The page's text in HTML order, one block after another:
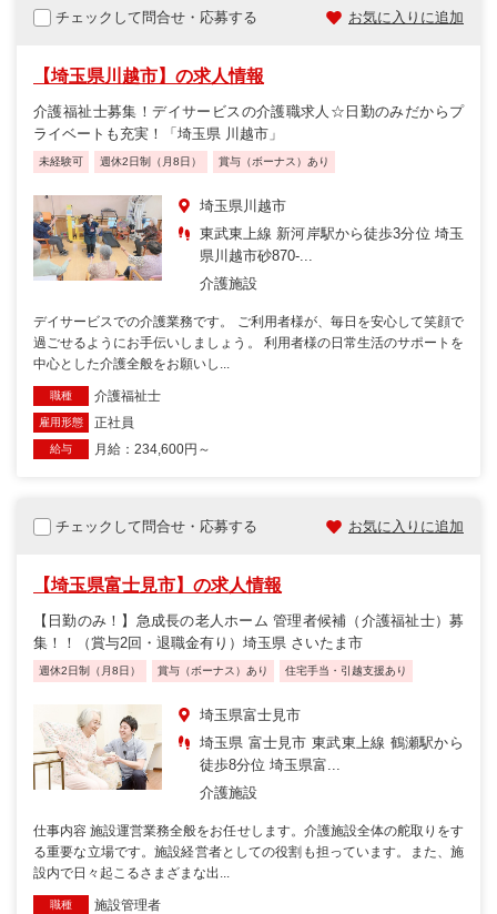
チェックして問合せ・応募する お気に入りに追加
【埼玉県川越市】の求人情報
介護福祉士募集！デイサービスの介護職求人☆日勤のみだからプ
ライベートも充実！「埼玉県 川越市」
未経験可 週休2日制（月8日） 賞与（ボーナス）あり
埼玉県川越市
東武東上線 新河岸駅から徒歩3分位 埼玉
県川越市砂870-...
介護施設
デイサービスでの介護業務です。 ご利用者様が、毎日を安心して笑顔で
過ごせるようにお手伝いしましょう。 利用者様の日常生活のサポートを
中心とした介護全般をお願いし...
職種 介護福祉士
雇用形態 正社員
給与 月給：234,600円～
チェックして問合せ・応募する お気に入りに追加
【埼玉県富士見市】の求人情報
【日勤のみ！】急成長の老人ホーム 管理者候補（介護福祉士）募
集！！（賞与2回・退職金有り）埼玉県 さいたま市
週休2日制（月8日） 賞与（ボーナス）あり 住宅手当・引越支援あり
埼玉県富士見市
埼玉県 富士見市 東武東上線 鶴瀬駅から
徒歩8分位 埼玉県富...
介護施設
仕事内容 施設運営業務全般をお任せします。介護施設全体の舵取りをす
る重要な立場です。施設経営者としての役割も担っています。また、施
設内で日々起こるさまざまな出...
職種 施設管理者